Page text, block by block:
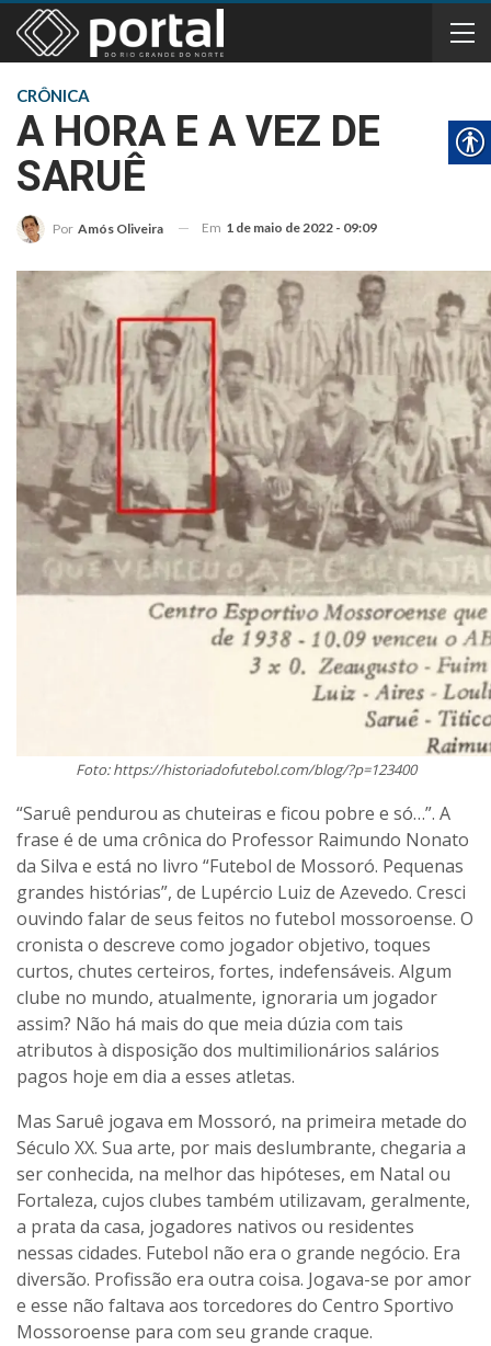
CRÔNICA
A HORA E A VEZ DE
SARUÊ
Por Amós Oliveira Em 1 de maio de 2022 - 09:09
Foto: https://historiadofutebol.com/blog/?p=123400
“Saruê pendurou as chuteiras e ficou pobre e só…”. A
frase é de uma crônica do Professor Raimundo Nonato
da Silva e está no livro “Futebol de Mossoró. Pequenas
grandes histórias”, de Lupércio Luiz de Azevedo. Cresci
ouvindo falar de seus feitos no futebol mossoroense. O
cronista o descreve como jogador objetivo, toques
curtos, chutes certeiros, fortes, indefensáveis. Algum
clube no mundo, atualmente, ignoraria um jogador
assim? Não há mais do que meia dúzia com tais
atributos à disposição dos multimilionários salários
pagos hoje em dia a esses atletas.
Mas Saruê jogava em Mossoró, na primeira metade do
Século XX. Sua arte, por mais deslumbrante, chegaria a
ser conhecida, na melhor das hipóteses, em Natal ou
Fortaleza, cujos clubes também utilizavam, geralmente,
a prata da casa, jogadores nativos ou residentes
nessas cidades. Futebol não era o grande negócio. Era
diversão. Profissão era outra coisa. Jogava-se por amor
e esse não faltava aos torcedores do Centro Sportivo
Mossoroense para com seu grande craque.